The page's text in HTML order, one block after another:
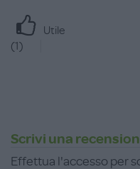
Utile
(1)
Scrivi una
Effettua l'accesso per